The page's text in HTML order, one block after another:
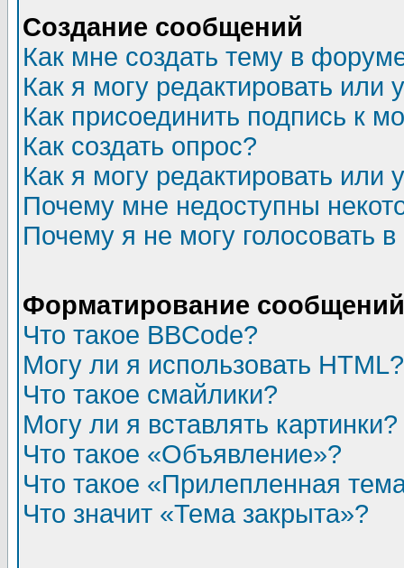
Создание сообщений
Как мне создать тему в
Как я могу редактировать или
Как присоединить подпись к
Как создать опрос?
Как я могу редактировать или
Почему мне недоступны
Почему я не могу голосовать
Форматирование
Что такое BBCode?
Могу ли я использовать HTML?
Что такое смайлики?
Могу ли я вставлять картинки?
Что такое «Объявление»?
Что такое «Прилепленная
Что значит «Тема закрыта»?